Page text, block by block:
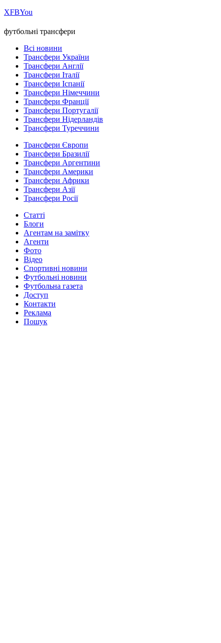
ХFBYou
футбольні трансфери
Всі новини
Трансфери України
Трансфери Англії
Трансфери Італії
Трансфери Іспанії
Трансфери Німеччини
Трансфери Франції
Трансфери Португалії
Трансфери Нідерландів
Трансфери Туреччини
Трансфери Європи
Трансфери Бразилії
Трансфери Аргентини
Трансфери Америки
Трансфери Африки
Трансфери Азії
Трансфери Росії
Статті
Блоги
Агентам на замітку
Агенти
Фото
Відео
Спортивні новини
Футбольні новини
Футбольна газета
Доступ
Контакти
Реклама
Пошук